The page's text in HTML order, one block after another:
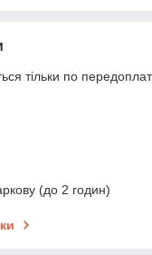
тільки по
(до 2 годин)